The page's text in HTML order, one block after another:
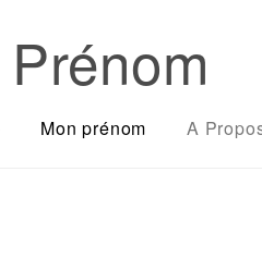
Mon prénom A